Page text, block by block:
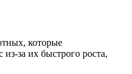
которые
за их быстрого роста,